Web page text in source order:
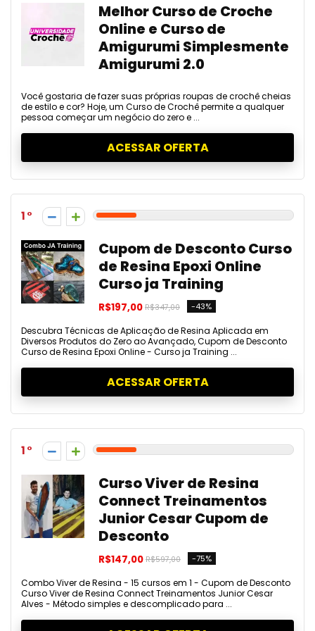
Melhor Curso de Croche
Online e Curso de
Amigurumi Simplesmente
Amigurumi 2.0
Você gostaria de fazer suas próprias roupas de crochê cheias
de estilo e cor? Hoje, um Curso de Crochê permite a qualquer
pessoa começar um negócio do zero e ...
ACESSAR OFERTA
1
Cupom de Desconto Curso
de Resina Epoxi Online
Curso ja Training
R$197,00 R$347,00 -43%
Descubra Técnicas de Aplicação de Resina Aplicada em
Diversos Produtos do Zero ao Avançado, Cupom de Desconto
Curso de Resina Epoxi Online - Curso ja Training ...
ACESSAR OFERTA
1
Curso Viver de Resina
Connect Treinamentos
Junior Cesar Cupom de
Desconto
R$147,00 R$597,00 -75%
Combo Viver de Resina - 15 cursos em 1 - Cupom de Desconto
Curso Viver de Resina Connect Treinamentos Junior Cesar
Alves - Método simples e descomplicado para ...